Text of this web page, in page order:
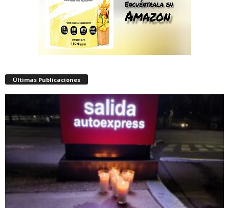
Últimas Publicaciones